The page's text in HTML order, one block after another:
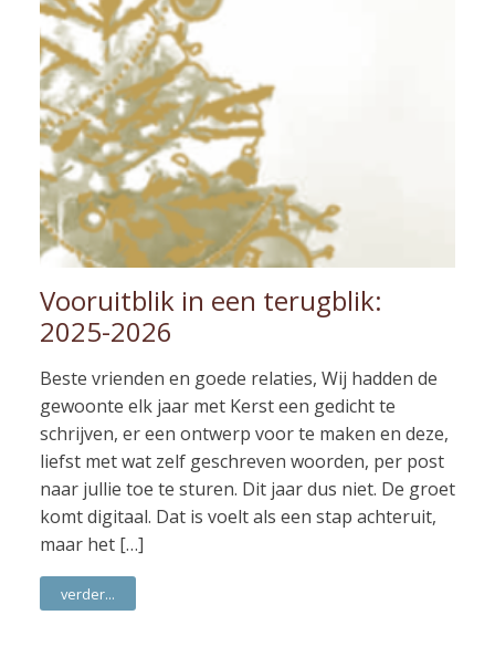
Vooruitblik in een terugblik:
2025-2026
Beste vrienden en goede relaties, Wij hadden de
gewoonte elk jaar met Kerst een gedicht te
schrijven, er een ontwerp voor te maken en deze,
liefst met wat zelf geschreven woorden, per post
naar jullie toe te sturen. Dit jaar dus niet. De groet
komt digitaal. Dat is voelt als een stap achteruit,
maar het […]
verder...